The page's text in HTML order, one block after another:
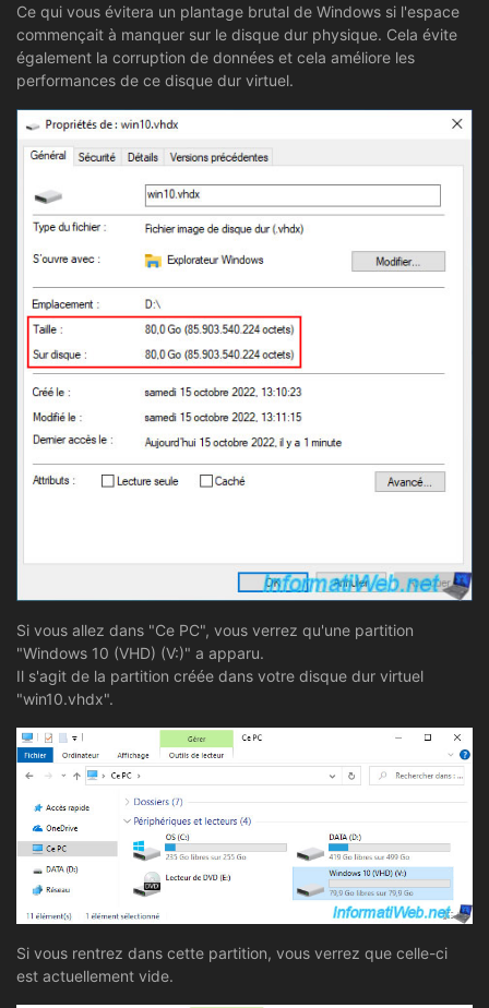
Ce qui vous évitera un plantage brutal de Windows si l'espace
commençait à manquer sur le disque dur physique. Cela évite
également la corruption de données et cela améliore les
performances de ce disque dur virtuel.
Si vous allez dans "Ce PC", vous verrez qu'une partition
"Windows 10 (VHD) (V:)" a apparu.
Il s'agit de la partition créée dans votre disque dur virtuel
"win10.vhdx".
Si vous rentrez dans cette partition, vous verrez que celle-ci
est actuellement vide.